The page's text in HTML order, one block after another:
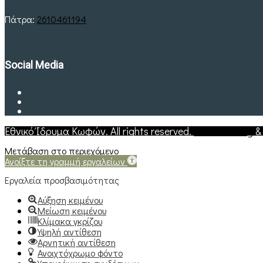
Πάτρα: 2610461194
Social Media
Εθνικό Ίδρυμα Κωφών. All rights reserved.Web Hosting&
Μετάβαση στο περιεχόμενο
Ανοίξτε τη γραμμή εργαλείων
Εργαλεία προσβασιμότητας
Αύξηση κειμένου
Μείωση κειμένου
Κλίμακα γκρίζου
Υψηλή αντίθεση
Αρνητική αντίθεση
Ανοιχτόχρωμο φόντο